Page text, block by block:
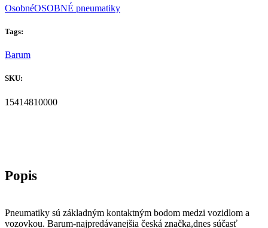
OsobnéOSOBNÉ pneumatiky
Tags:
Barum
SKU:
15414810000
Pneumatiky sú základným kontaktným bodom medzi vozidlom a
vozovkou. Barum-najpredávanejšia česká značka,dnes súčasť